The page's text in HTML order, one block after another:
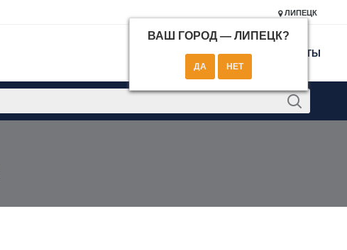
ЛИПЕЦК
ВАШ ГОРОД — ЛИПЕЦК?
КОНТАКТЫ